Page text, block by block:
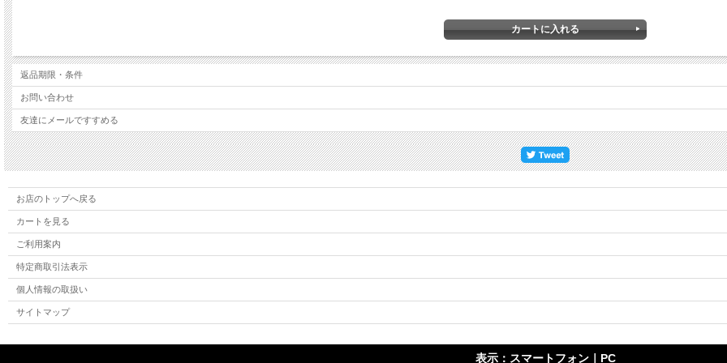
返品期限・条件
お問い合わせ
友達にメールですすめる
お店のトップへ戻る
カートを見る
ご利用案内
特定商取引法表示
個人情報の取扱い
サイトマップ
表示：スマートフォン｜ PC